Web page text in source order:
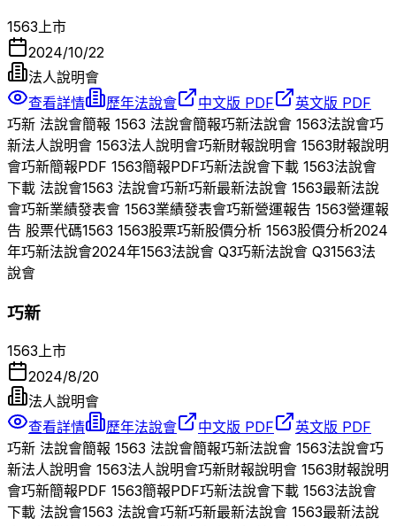
1563上市
2024/10/22
法人說明會
查看詳情
歷年法說會 中文版 PDF
英文版 PDF
巧新 法說會簡報 1563 法說會簡報巧新法說會 1563法說會巧
新法人說明會 1563法人說明會巧新財報說明會 1563財報說明
會巧新簡報PDF 1563簡報PDF巧新法說會下載 1563法說會
下載 法說會1563 法說會巧新巧新最新法說會 1563最新法說
會巧新業績發表會 1563業績發表會巧新營運報告 1563營運報
告 股票代碼1563 1563股票巧新股價分析 1563股價分析2024
年巧新法說會2024年1563法說會 Q3巧新法說會 Q31563法
說會
巧新
1563上市
2024/8/20
法人說明會
查看詳情
歷年法說會 中文版 PDF
英文版 PDF
巧新 法說會簡報 1563 法說會簡報巧新法說會 1563法說會巧
新法人說明會 1563法人說明會巧新財報說明會 1563財報說明
會巧新簡報PDF 1563簡報PDF巧新法說會下載 1563法說會
下載 法說會1563 法說會巧新巧新最新法說會 1563最新法說